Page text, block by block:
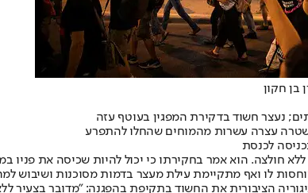
בן חקון
נעצר חשוד בדקירת המפגין בעוטף עזה
עצרה עשרות מהמוחים שהחלו להתפרע
לכנסת
חולצה. הוא אמר בחקירתו כי יכול להיות שכיסה את
לו ואף מתקיימת עילת מעצר בדמות מסוכנות ושיבוש
הציבורית את החשוד בתקיפת בהפגנה: "מדובר